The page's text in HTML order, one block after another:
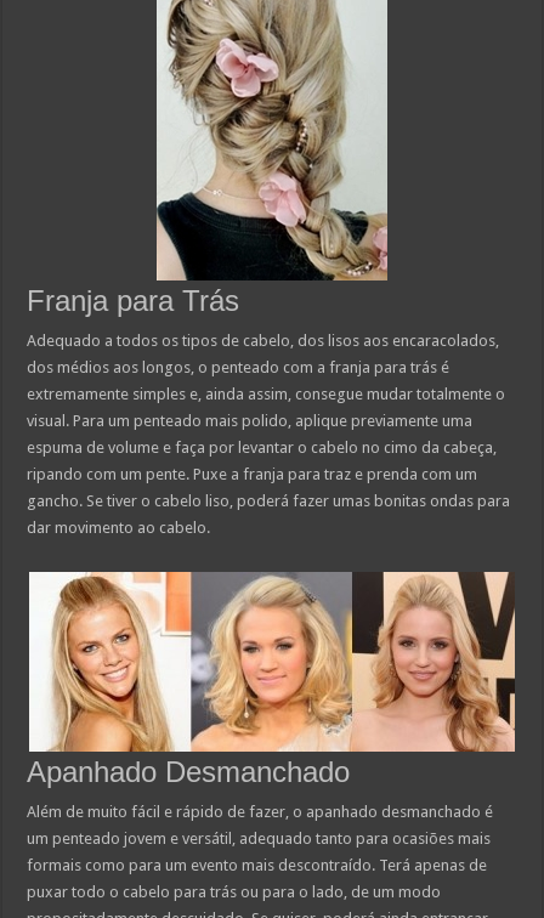
Franja para Trás
Adequado a todos os tipos de cabelo, dos lisos aos encaracolados,
dos médios aos longos, o penteado com a franja para trás é
extremamente simples e, ainda assim, consegue mudar totalmente o
visual. Para um penteado mais polido, aplique previamente uma
espuma de volume e faça por levantar o cabelo no cimo da cabeça,
ripando com um pente. Puxe a franja para traz e prenda com um
gancho. Se tiver o cabelo liso, poderá fazer umas bonitas ondas para
dar movimento ao cabelo.
Apanhado Desmanchado
Além de muito fácil e rápido de fazer, o apanhado desmanchado é
um penteado jovem e versátil, adequado tanto para ocasiões mais
formais como para um evento mais descontraído. Terá apenas de
puxar todo o cabelo para trás ou para o lado, de um modo